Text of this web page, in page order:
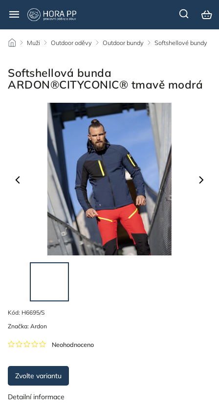
/ Muži / Outdoor oděvy / Outdoor bundy /
Softshellové bundy
Softshellová bunda
ARDON®CITYCONIC® tmavě modrá
Kód: H6695/S
Neohodnoceno
Značka: Ardon
Zvolte variantu
Detailní informace